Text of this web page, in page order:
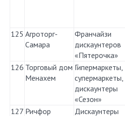
125 Агроторг-
Самара
Франчайзи
дискаунтеров
«Пятерочка»
126 Торговый дом
Менахем
Гипермаркеты,
супермаркеты,
дискаунтеры
«Сезон»
127 Ричфор
Дискаунтеры